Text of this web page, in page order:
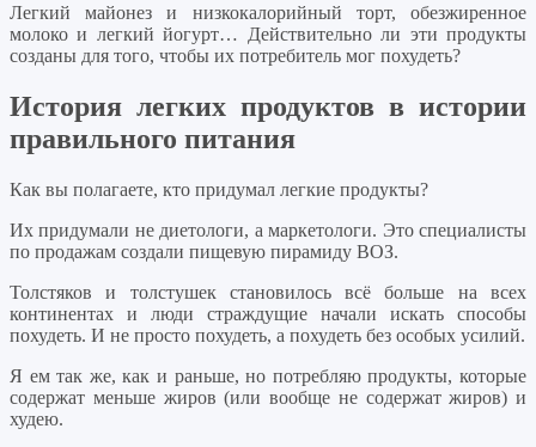
Легкий майонез и низкокалорийный торт, обезжиренное
молоко и легкий йогурт… Действительно ли эти продукты
созданы для того, чтобы их потребитель мог похудеть?
История легких продуктов в истории
правильного питания
Как вы полагаете, кто придумал легкие продукты?
Их придумали не диетологи, а маркетологи. Это специалисты
по продажам создали пищевую пирамиду ВОЗ.
Толстяков и толстушек становилось всё больше на всех
континентах и люди страждущие начали искать способы
похудеть. И не просто похудеть, а похудеть без особых усилий.
Я ем так же, как и раньше, но потребляю продукты, которые
содержат меньше жиров (или вообще не содержат жиров) и
худею.